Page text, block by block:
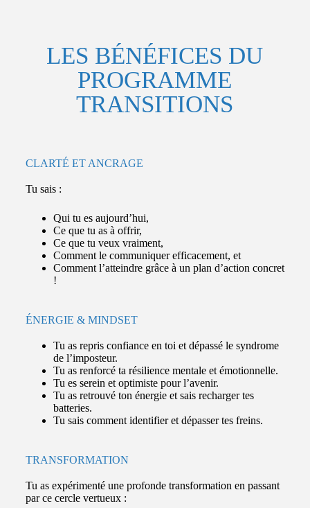
LES BÉNÉFICES DU
PROGRAMME
TRANSITIONS
CLARTÉ ET ANCRAGE
Tu sais :
Qui tu es aujourd’hui,
Ce que tu as à offrir,
Ce que tu veux vraiment,
Comment le communiquer efficacement, et
Comment l’atteindre grâce à un plan d’action concret
!
ÉNERGIE & MINDSET
Tu as repris confiance en toi et dépassé le syndrome
de l’imposteur.
Tu as renforcé ta résilience mentale et émotionnelle.
Tu es serein et optimiste pour l’avenir.
Tu as retrouvé ton énergie et sais recharger tes
batteries.
Tu sais comment identifier et dépasser tes freins.
TRANSFORMATION
Tu as expérimenté une profonde transformation en passant
par ce cercle vertueux :